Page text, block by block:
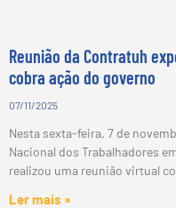
Reunião da Contratuh
cobra ação do governo
07/11/2025
Nesta sexta-feira, 7 de
Nacional dos Trabalhadores
realizou uma reunião virtual
Ler mais »